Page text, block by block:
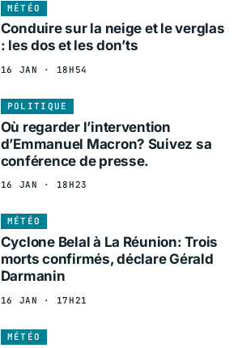
MÉTÉO
Conduire sur la neige et le verglas
: les dos et les don’ts
16 JAN · 18H54
POLITIQUE
Où regarder l’intervention
d’Emmanuel Macron? Suivez sa
conférence de presse.
16 JAN · 18H23
MÉTÉO
Cyclone Belal à La Réunion: Trois
morts confirmés, déclare Gérald
Darmanin
16 JAN · 17H21
MÉTÉO